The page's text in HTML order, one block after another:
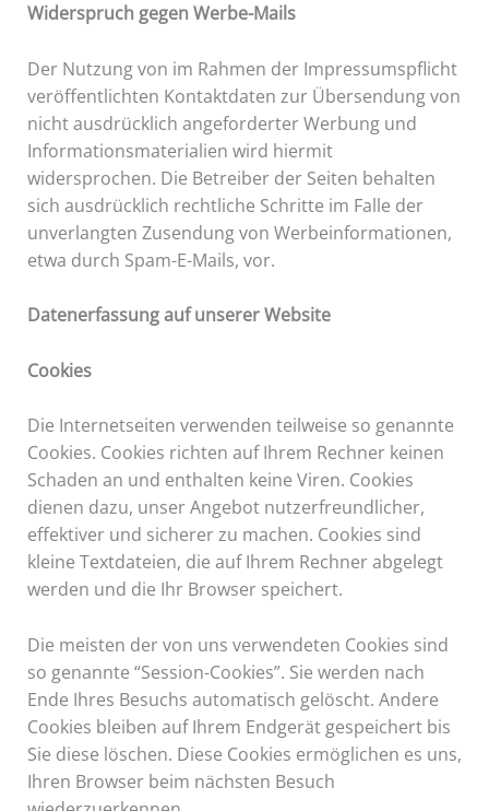
Widerspruch gegen Werbe-Mails
Der Nutzung von im Rahmen der Impressumspflicht
veröffentlichten Kontaktdaten zur Übersendung von
nicht ausdrücklich angeforderter Werbung und
Informationsmaterialien wird hiermit
widersprochen. Die Betreiber der Seiten behalten
sich ausdrücklich rechtliche Schritte im Falle der
unverlangten Zusendung von Werbeinformationen,
etwa durch Spam-E-Mails, vor.
Datenerfassung auf unserer Website
Cookies
Die Internetseiten verwenden teilweise so genannte
Cookies. Cookies richten auf Ihrem Rechner keinen
Schaden an und enthalten keine Viren. Cookies
dienen dazu, unser Angebot nutzerfreundlicher,
effektiver und sicherer zu machen. Cookies sind
kleine Textdateien, die auf Ihrem Rechner abgelegt
werden und die Ihr Browser speichert.
Die meisten der von uns verwendeten Cookies sind
so genannte “Session-Cookies”. Sie werden nach
Ende Ihres Besuchs automatisch gelöscht. Andere
Cookies bleiben auf Ihrem Endgerät gespeichert bis
Sie diese löschen. Diese Cookies ermöglichen es uns,
Ihren Browser beim nächsten Besuch